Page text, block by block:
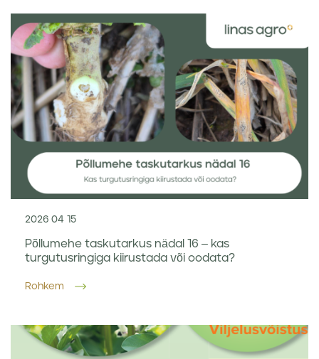
2026 04 15
Põllumehe taskutarkus nädal 16 – kas
turgutusringiga kiirustada või oodata?
Rohkem